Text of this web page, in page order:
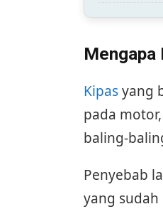
Mengapa
Kipasyang
pada
baling-
Penyebab
yang